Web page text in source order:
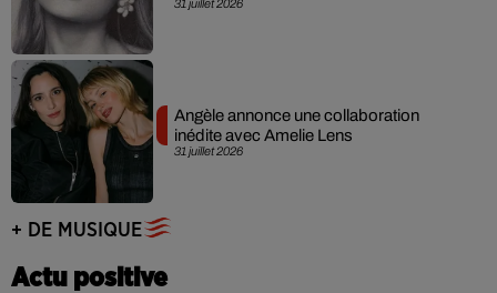
31 juillet 2026
31 juillet 2026
Angèle annonce une collaboration
inédite avec Amelie Lens
+ DE MUSIQUE
Actu positive